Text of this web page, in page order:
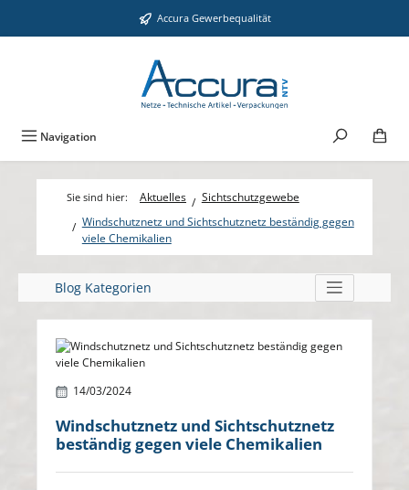
Zum Hauptinhalt springen Accura Gewerbequalität
Navigation
Aktuelles
Sichtschutzgewebe
Windschutznetz und Sichtschutznetz beständig gegen
viele Chemikalien
Blog Kategorien
Bildergalerie überspringen
14/03/2024
Windschutznetz und Sichtschutznetz
beständig gegen viele Chemikalien